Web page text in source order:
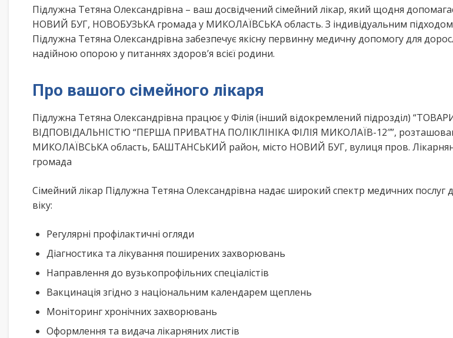
Підлужна Тетяна Олександрівна – ваш досвідчений сімейний лікар, який щодня
НОВИЙ БУГ, НОВОБУЗЬКА громада у МИКОЛАЇВСЬКА область. З індивідуальним підходом
Підлужна Тетяна Олександрівна забезпечує якісну первинну медичну допомогу для
надійною опорою у питаннях здоров’я всієї родини.
Про вашого сімейного лікаря
Підлужна Тетяна Олександрівна працює у Філія (інший відокремлений підрозділ)
ВІДПОВІДАЛЬНІСТЮ “ПЕРША ПРИВАТНА ПОЛІКЛІНІКА ФІЛІЯ МИКОЛАЇВ-12″”,
МИКОЛАЇВСЬКА область, БАШТАНСЬКИЙ район, місто НОВИЙ БУГ, вулиця пров.
громада
Сімейний лікар Підлужна Тетяна Олександрівна надає широкий спектр медичних послуг
віку:
Регулярні профілактичні огляди
Діагностика та лікування поширених захворювань
Направлення до вузькопрофільних спеціалістів
Вакцинація згідно з національним календарем щеплень
Моніторинг хронічних захворювань
Оформлення та видача лікарняних листів